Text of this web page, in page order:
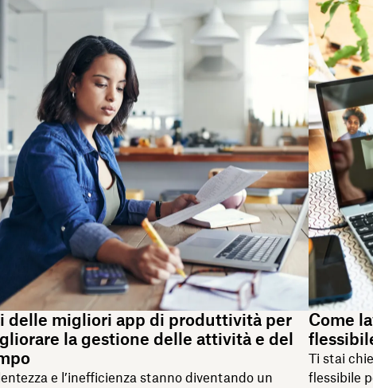
delle migliori app di produttività per
la gestione delle attività e del
e l’inefficienza stanno diventando un
Come
Ti stai
flessibile